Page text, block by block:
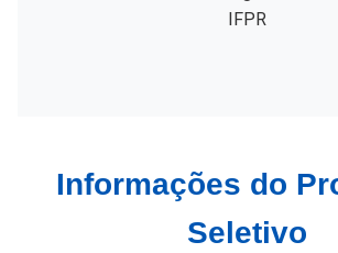
IFPR
Informações do
Seletivo